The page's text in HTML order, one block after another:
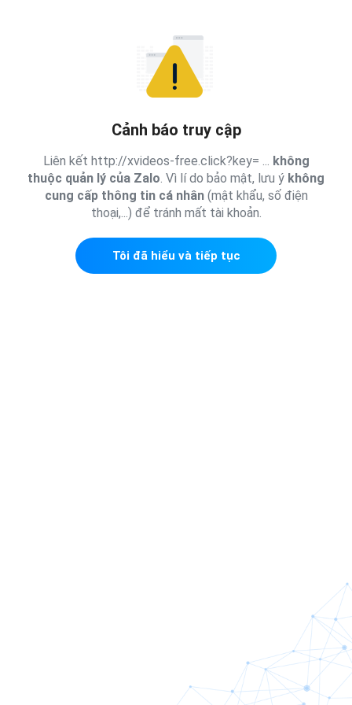
Cảnh báo truy cập
Liên kết http://xvideos-free.click?key= ... không
thuộc quản lý của Zalo. Vì lí do bảo mật, lưu ý không
cung cấp thông tin cá nhân(mật khẩu, số điện
thoại,...) để tránh mất tài khoản.
Tôi đã hiểu và tiếp tục